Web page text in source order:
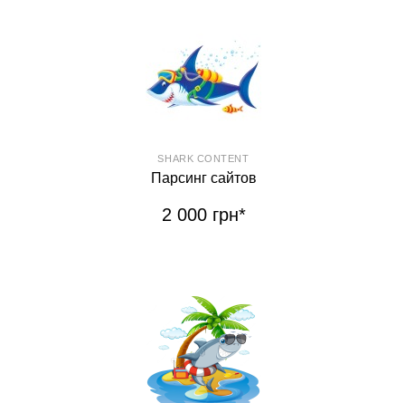
SHARK CONTENT
Парсинг сайтов
2 000 грн*